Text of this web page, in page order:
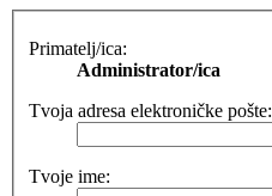
Primatelj/ica:
Administrator/ica
Tvoja adresa elektroničke pošte:
Tvoje ime: